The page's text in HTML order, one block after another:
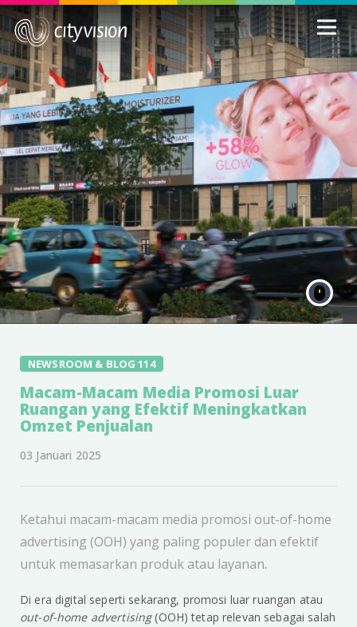
NEWSROOM & BLOG 114
Macam-Macam Media Promosi Luar
Ruangan yang Efektif Meningkatkan
Omzet Penjualan
03 Januari 2025
Ketahui macam-macam media promosi out-of-home
advertising (OOH) yang paling populer dan efektif
untuk memasarkan produk atau layanan.
Di era digital seperti sekarang, promosi luar ruangan atau
out-of-home advertising(OOH) tetap relevan sebagai salah